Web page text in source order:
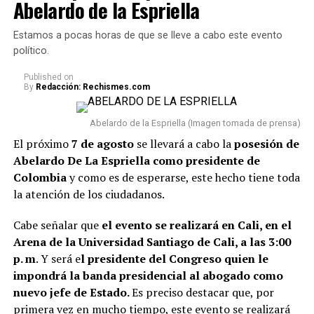
A continuación te presentamos algunos consejos,
respecto a qué
1. Uno de los principales reglas esevitar acumular
objetos rotos o dañados. Cosas como espejos partidos,
relojes que no funcionan o electrodomésticos sin
funcionamiento suelen asociarse con el estancamiento y
la dificultad para avanzar.
2. También se recomienda deshacerse de la ropa que
espacio innecesario en el closet, conservar estas
prendas pueden dificultar la sensación de renovación
del ambiente.
Lee también: Conoce todos los detalles de cómo
Abelardo de la Espriella
Estamos a pocas horas de que se lleve a cabo este evento
político.
Published on
By Redacción: Rechismes.com
Abelardo de la Espriella (Imagen tomada de prensa)
El próximo7 de agostose llevará a cabo laposesión de
Abelardo De La Espriella como presidente de
Colombiay como es de esperarse, este hecho tiene toda
la atención de los ciudadanos.
Cabe señalar que el evento se realizará en Cali, en el
Arena de la Universidad Santiago de Cali, a las 3:00
p. m. Y será el presidente del Congreso quien le
impondrá la banda presidencial al abogado como
nuevo jefe de Estado.Es preciso destacar que, por
primera vez en mucho tiempo, este evento se realizará